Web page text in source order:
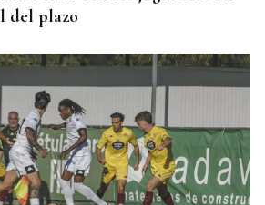
del plazo